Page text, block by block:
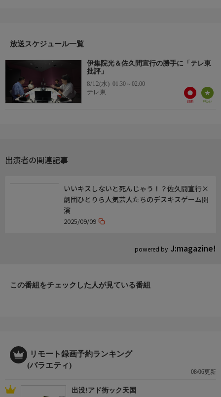
放送スケジュール一覧
伊集院光＆佐久間宣行の勝手に「テレ東
批評」
8/12(水) 01:30～02:00
テレ東
出演者の関連記事
powered by J:magazine!
いいキスしないと死んじゃう！？佐久間宣行×
劇団ひとりら人気芸人たちのデスキスゲーム開
演
2025/09/09
この番組をチェックした人が見ている番組
リモート録画予約ランキング
(バラエティ)
08/06更新
出没!アド街ック天国